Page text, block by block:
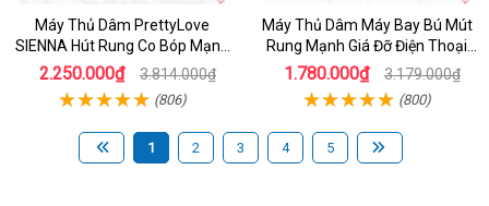
Máy Thủ Dâm PrettyLove
SIENNA Hút Rung Co Bóp Mạnh
Mẽ Nam
2.250.000₫ 3.814.000₫
(806)
Máy Thủ Dâm Máy Bay Bú Mút
Rung Mạnh Giá Đỡ Điện Thoại
Chính Hãng
1.780.000₫ 3.179.000₫
(800)
1 2 3 4 5